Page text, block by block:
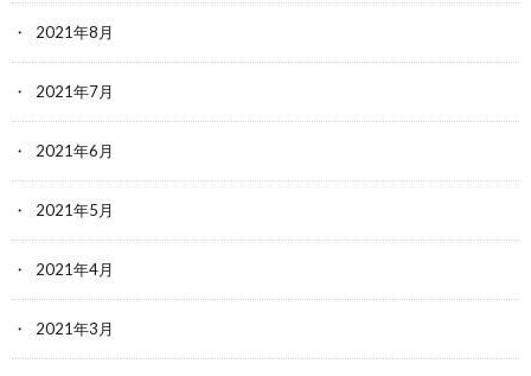
2021年8月
2021年7月
2021年6月
2021年5月
2021年4月
2021年3月